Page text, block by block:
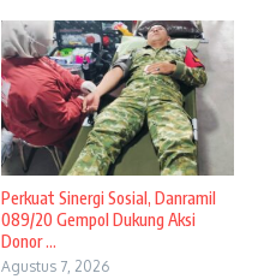
Perkuat Sinergi Sosial, Danramil
089/20 Gempol Dukung Aksi
Donor ...
Agustus 7, 2026